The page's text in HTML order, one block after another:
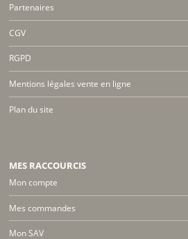
Partenaires
CGV
RGPD
Mentions légales vente en ligne
Plan du site
MES RACCOURCIS
Mon compte
Mes commandes
Mon SAV